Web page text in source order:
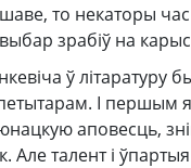
то некаторы
зрабіў на
ў літаратуру
І першым
аповесць,
Але талент і